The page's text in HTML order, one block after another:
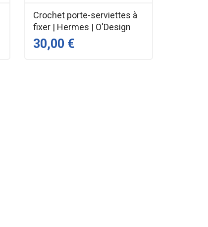
Crochet porte-serviettes à
fixer | Hermes | O'Design
30,00 €